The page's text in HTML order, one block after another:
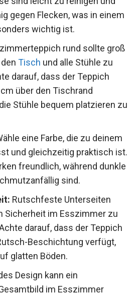
gegen Flecken, was in einem
wichtig ist.
rund sollte groß
Tisch und alle Stühle zu
darauf, dass der Teppich
über den Tischrand
Stühle bequem platzieren zu
eine Farbe, die zu deinem
und gleichzeitig praktisch ist.
freundlich, während dunkle
sind.
Rutschfeste Unterseiten
Sicherheit im Esszimmer zu
darauf, dass der Teppich
Beschichtung verfügt,
glatten Böden.
Design kann ein
im Esszimmer